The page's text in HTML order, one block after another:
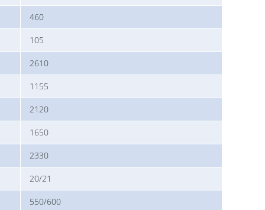
460
105
2610
1155
2120
1650
2330
20/21
550/600